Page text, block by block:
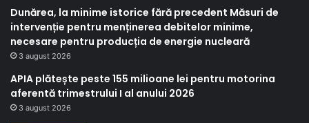
Dunărea, la minime istorice fără precedent Măsuri de
intervenție pentru menținerea debitelor minime,
necesare pentru producția de energie nucleară
3 august 2026
APIA plătește peste 155 milioane lei pentru motorina
aferentă trimestrului I al anului 2026
3 august 2026